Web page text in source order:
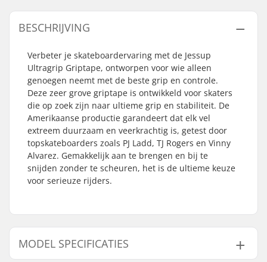
BESCHRIJVING
Verbeter je skateboardervaring met de Jessup
Ultragrip Griptape, ontworpen voor wie alleen
genoegen neemt met de beste grip en controle.
Deze zeer grove griptape is ontwikkeld voor skaters
die op zoek zijn naar ultieme grip en stabiliteit. De
Amerikaanse productie garandeert dat elk vel
extreem duurzaam en veerkrachtig is, getest door
topskateboarders zoals PJ Ladd, TJ Rogers en Vinny
Alvarez. Gemakkelijk aan te brengen en bij te
snijden zonder te scheuren, het is de ultieme keuze
voor serieuze rijders.
MODEL SPECIFICATIES